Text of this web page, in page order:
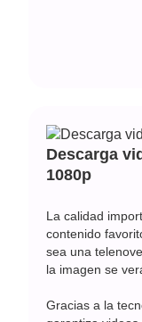
Descarga
1080p
La calidad
contenido
sea una
la imagen se
Gracias a la